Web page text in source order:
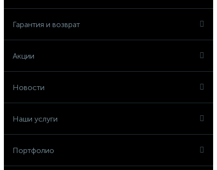
Гарантия и возврат
Акции
Новости
Наши услуги
Портфолио